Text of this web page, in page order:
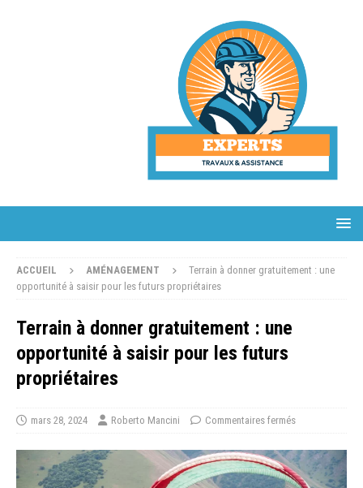
ACCUEIL AMÉNAGEMENT
Terrain à donner gratuitement : une
opportunité à saisir pour les futurs propriétaires
Terrain à donner gratuitement : une
opportunité à saisir pour les futurs
propriétaires
mars 28, 2024 Roberto Mancini Commentaires fermés